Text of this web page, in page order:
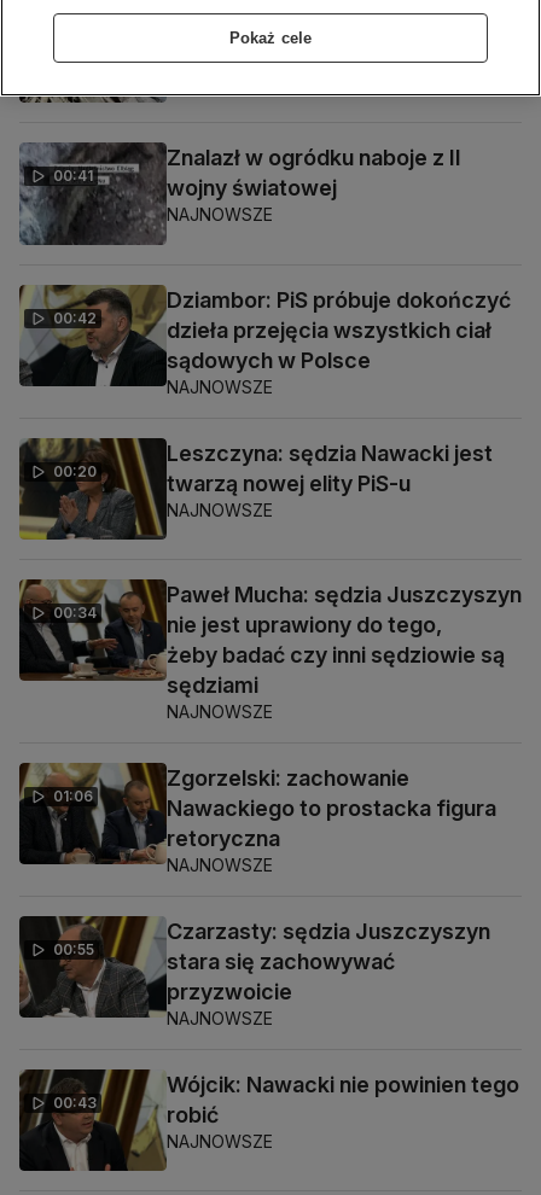
Polski karabin w poniemieckich
piwnicach
00:41
Znalazł w ogródku naboje z II
wojny światowej
NAJNOWSZE
00:42
Dziambor: PiS próbuje dokończyć
dzieła przejęcia wszystkich ciał
sądowych w Polsce
NAJNOWSZE
00:20
Leszczyna: sędzia Nawacki jest
twarzą nowej elity PiS-u
NAJNOWSZE
00:34
Paweł Mucha: sędzia Juszczyszyn
nie jest uprawiony do tego,
żeby badać czy inni sędziowie są
sędziami
NAJNOWSZE
01:06
Zgorzelski: zachowanie
Nawackiego to prostacka figura
retoryczna
NAJNOWSZE
00:55
Czarzasty: sędzia Juszczyszyn
stara się zachowywać
przyzwoicie
NAJNOWSZE
00:43
Wójcik: Nawacki nie powinien tego
robić
NAJNOWSZE
Pokaż cele